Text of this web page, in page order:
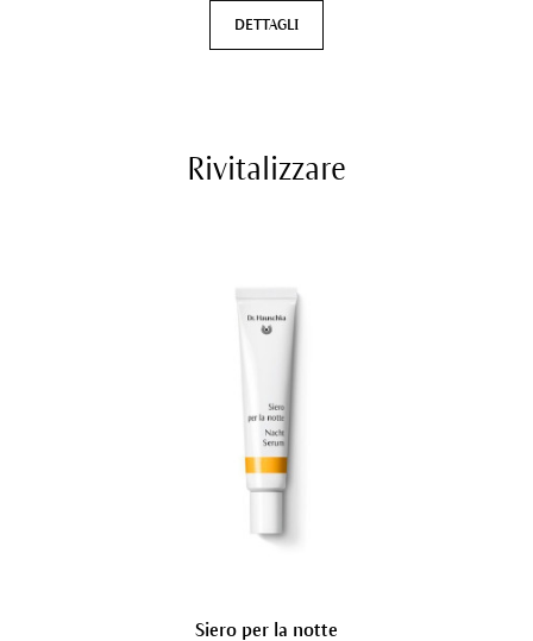
DETTAGLI
Rivitalizzare
Siero per la notte